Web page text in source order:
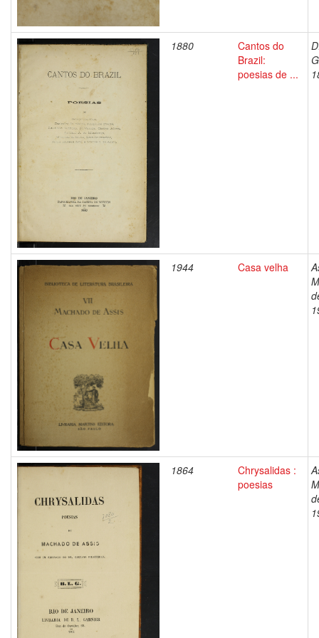
1880
Cantos do
Brazil:
poesias de ...
1944 Casa velha
1864
Chrysalidas :
poesias